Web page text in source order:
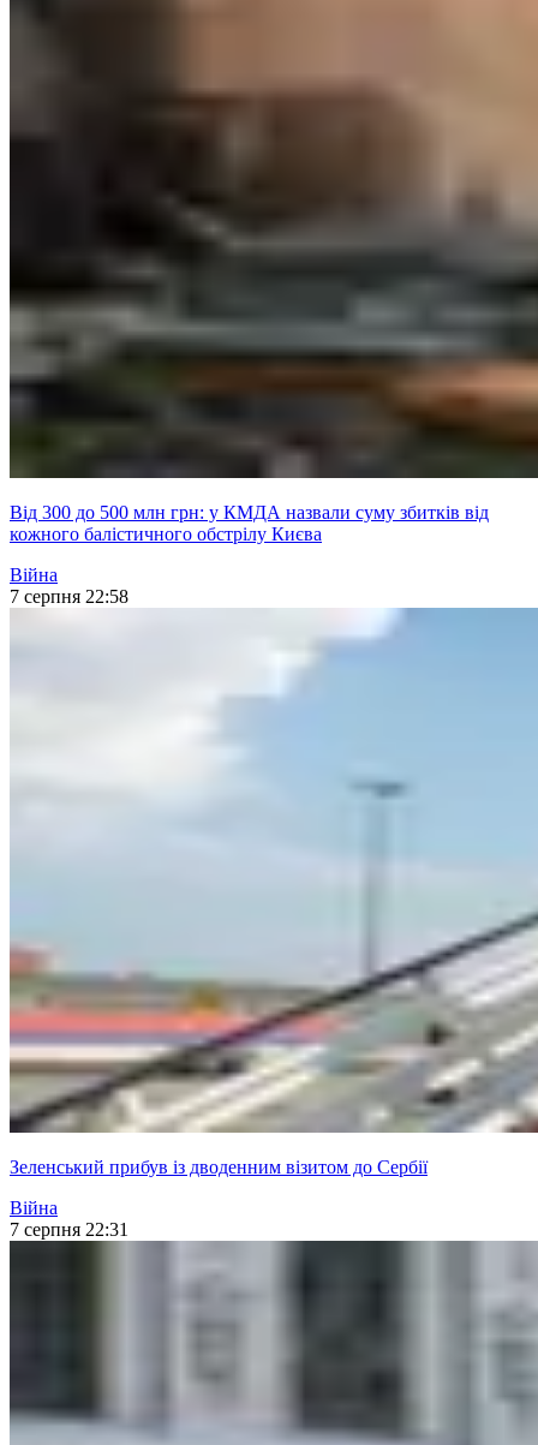
Від 300 до 500 млн грн: у КМДА назвали суму збитків від
кожного балістичного обстрілу Києва
Війна
7 серпня 22:58
Зеленський прибув із дводенним візитом до Сербії
Війна
7 серпня 22:31